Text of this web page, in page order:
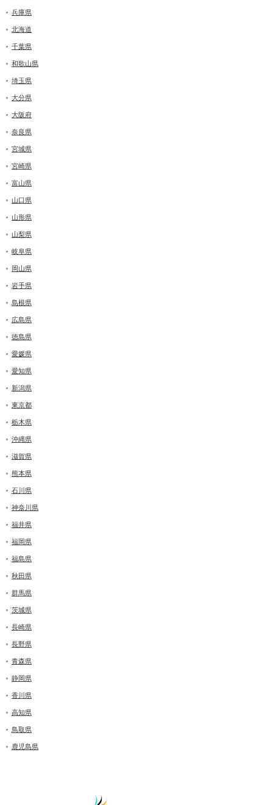
兵庫県
北海道
千葉県
和歌山県
埼玉県
大分県
大阪府
奈良県
宮城県
宮崎県
富山県
山口県
山形県
山梨県
岐阜県
岡山県
岩手県
島根県
広島県
徳島県
愛媛県
愛知県
新潟県
東京都
栃木県
沖縄県
滋賀県
熊本県
石川県
神奈川県
福井県
福岡県
福島県
秋田県
群馬県
茨城県
長崎県
長野県
青森県
静岡県
香川県
高知県
鳥取県
鹿児島県